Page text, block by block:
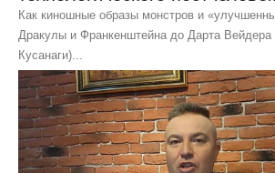
Как киношные образы монстров и
Дракулы и Франкенштейна до Дарта Вейдера
Кусанаги)...